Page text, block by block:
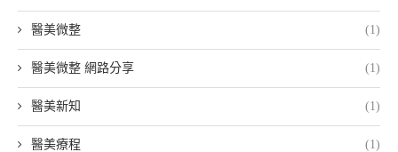
醫美微整 (1)
醫美微整 網路分享 (1)
醫美新知 (1)
醫美療程 (1)